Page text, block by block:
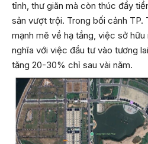
tĩnh, thư giãn mà còn thúc đẩy
sản vượt trội. Trong bối cảnh
mạnh mẽ về hạ tầng, việc sở
nghĩa với việc đầu tư vào tương
tăng 20-30% chỉ sau vài năm.